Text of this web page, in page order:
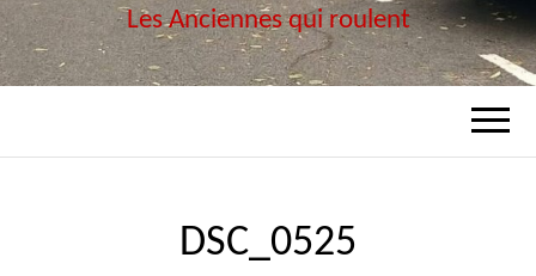
Les Anciennes qui roulent
DSC_0525